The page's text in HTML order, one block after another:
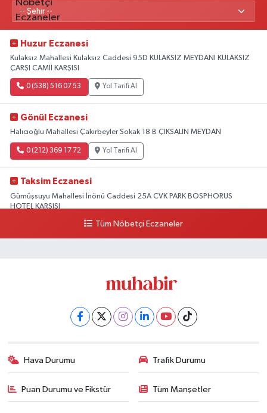
Huzur Eczanesi
Kulaksız Mahallesi Kulaksız Caddesi 95D KULAKSIZ MEYDANI KULAKSIZ
ÇARŞI CAMİİ KARŞISI
0 (538) 516 07 53 Yol Tarifi Al
Gönül Eczanesi
Halıcıoğlu Mahallesi Çakırbeyler Sokak 18 B ÇIKSALIN MEYDAN
0 (212) 369 17 72 Yol Tarifi Al
Taksim Eczanesi
Gümüşsuyu Mahallesi İnönü Caddesi 25A CVK PARK BOSPHORUS
HOTEL KARŞISI
Yol Tarifi Al
Tüm Nöbetçi Eczaneler
Hava Durumu Trafik Durumu
Puan Durumu ve Fikstür Tüm Manşetler